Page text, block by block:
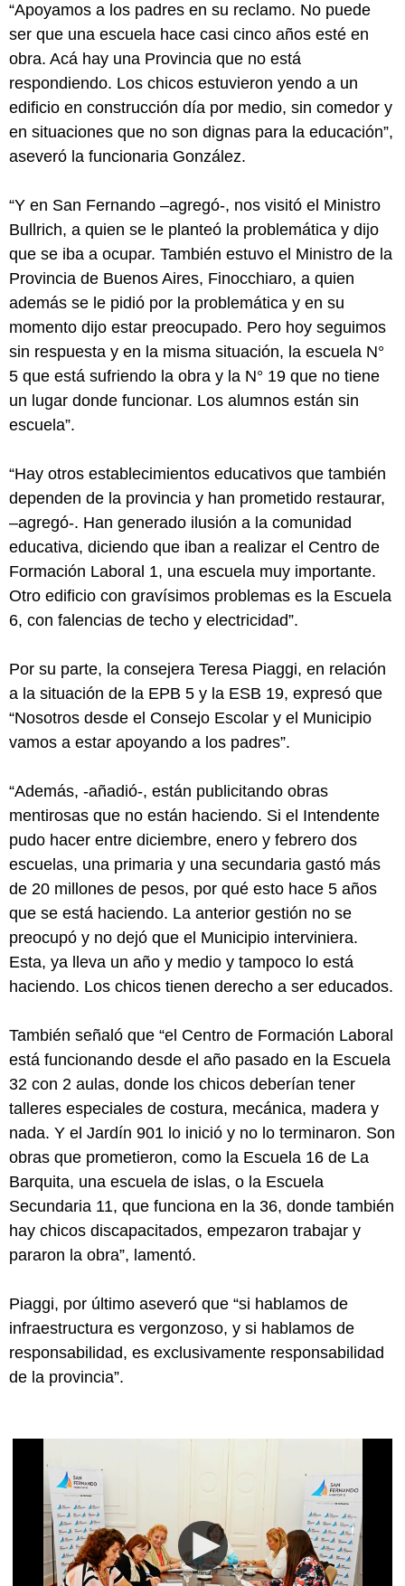
“Apoyamos a los padres en su reclamo. No puede
ser que una escuela hace casi cinco años esté en
obra. Acá hay una Provincia que no está
respondiendo. Los chicos estuvieron yendo a un
edificio en construcción día por medio, sin comedor y
en situaciones que no son dignas para la educación”,
aseveró la funcionaria González.
“Y en San Fernando –agregó-, nos visitó el Ministro
Bullrich, a quien se le planteó la problemática y dijo
que se iba a ocupar. También estuvo el Ministro de la
Provincia de Buenos Aires, Finocchiaro, a quien
además se le pidió por la problemática y en su
momento dijo estar preocupado. Pero hoy seguimos
sin respuesta y en la misma situación, la escuela N°
5 que está sufriendo la obra y la N° 19 que no tiene
un lugar donde funcionar. Los alumnos están sin
escuela”.
“Hay otros establecimientos educativos que también
dependen de la provincia y han prometido restaurar,
–agregó-. Han generado ilusión a la comunidad
educativa, diciendo que iban a realizar el Centro de
Formación Laboral 1, una escuela muy importante.
Otro edificio con gravísimos problemas es la Escuela
6, con falencias de techo y electricidad”.
Por su parte, la consejera Teresa Piaggi, en relación
a la situación de la EPB 5 y la ESB 19, expresó que
“Nosotros desde el Consejo Escolar y el Municipio
vamos a estar apoyando a los padres”.
“Además, -añadió-, están publicitando obras
mentirosas que no están haciendo. Si el Intendente
pudo hacer entre diciembre, enero y febrero dos
escuelas, una primaria y una secundaria gastó más
de 20 millones de pesos, por qué esto hace 5 años
que se está haciendo. La anterior gestión no se
preocupó y no dejó que el Municipio interviniera.
Esta, ya lleva un año y medio y tampoco lo está
haciendo. Los chicos tienen derecho a ser educados.
También señaló que “el Centro de Formación Laboral
está funcionando desde el año pasado en la Escuela
32 con 2 aulas, donde los chicos deberían tener
talleres especiales de costura, mecánica, madera y
nada. Y el Jardín 901 lo inició y no lo terminaron. Son
obras que prometieron, como la Escuela 16 de La
Barquita, una escuela de islas, o la Escuela
Secundaria 11, que funciona en la 36, donde también
hay chicos discapacitados, empezaron trabajar y
pararon la obra”, lamentó.
Piaggi, por último aseveró que “si hablamos de
infraestructura es vergonzoso, y si hablamos de
responsabilidad, es exclusivamente responsabilidad
de la provincia”.